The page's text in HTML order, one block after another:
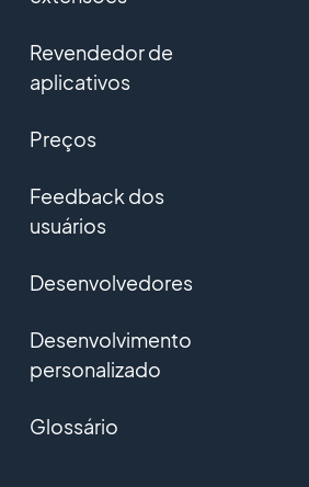
Revendedor de
aplicativos
Preços
Feedback dos
usuários
Desenvolvedores
Desenvolvimento
personalizado
Glossário